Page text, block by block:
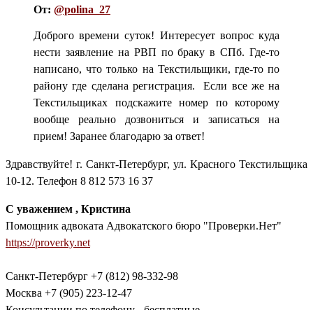
От: @polina_27
Доброго времени суток! Интересует вопрос куда
нести заявление на РВП по браку в СПб. Где-то
написано, что только на Текстильщики, где-то по
району где сделана регистрация. Если все же на
Текстильщиках подскажите номер по которому
вообще реально дозвониться и записаться на
прием! Заранее благодарю за ответ!
Здравствуйте! г. Санкт-Петербург, ул. Красного Текстильщика
10-12. Телефон 8 812 573 16 37
С уважением , Кристина
Помощник адвоката Адвокатского бюро "Проверки.Нет"
https://proverky.net
Санкт-Петербург +7 (812) 98-332-98
Москва +7 (905) 223-12-47